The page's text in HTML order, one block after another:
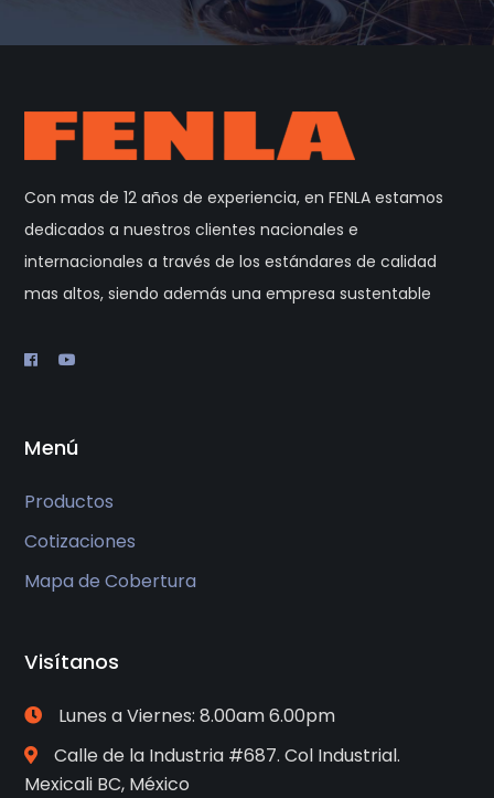
Con mas de 12 años de experiencia, en FENLA estamos
dedicados a nuestros clientes nacionales e
internacionales a través de los estándares de calidad
mas altos, siendo además una empresa sustentable
Menú
Productos
Cotizaciones
Mapa de Cobertura
Visítanos
Lunes a Viernes: 8.00am 6.00pm
Calle de la Industria #687. Col Industrial.
Mexicali BC, México